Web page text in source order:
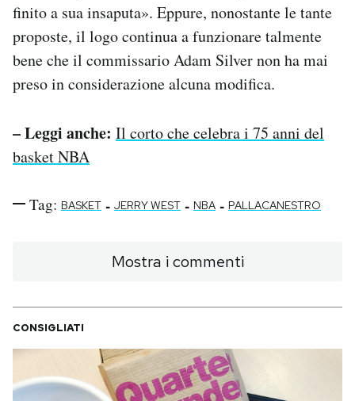
finito a sua insaputa». Eppure, nonostante le tante
proposte, il logo continua a funzionare talmente
bene che il commissario Adam Silver non ha mai
preso in considerazione alcuna modifica.
– Leggi anche: Il corto che celebra i 75 anni del
basket NBA
Tag: BASKET - JERRY WEST - NBA - PALLACANESTRO
Mostra i commenti
CONSIGLIATI